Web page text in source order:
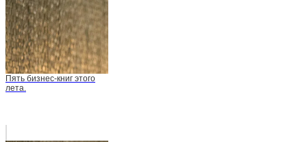
Пять бизнес-книг этого
лета.